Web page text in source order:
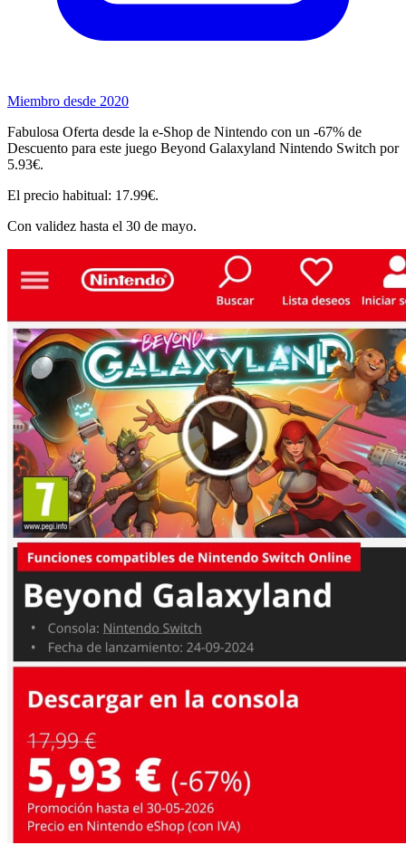
Miembro desde 2020
Fabulosa Oferta desde la e-Shop de Nintendo con un -67% de
Descuento para este juego Beyond Galaxyland Nintendo Switch por
5.93€.
El precio habitual: 17.99€.
Con validez hasta el 30 de mayo.